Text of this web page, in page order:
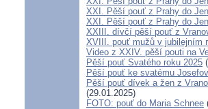
XXI. Pěší pouť z Prahy do
XXI. Pěší pouť z Prahy do
XXIII. dívčí pěší pouť z
XVIII. pouť mužů v jubilejním
Video z XXIV. pěší pouti na
Pěší pouť Svatého roku 2025
Pěší pouť ke svatému
Pěší pouť dívek a žen z
(29.01.2025)
FOTO: pouť do Maria Schnee